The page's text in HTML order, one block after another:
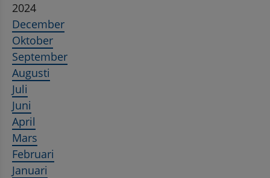
2024
December
Oktober
September
Augusti
Juli
Juni
April
Mars
Februari
Januari